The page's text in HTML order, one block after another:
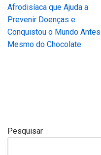
Afrodisíaca que Ajuda a
Prevenir Doenças e
Conquistou o Mundo Antes
Mesmo do Chocolate
Pesquisar